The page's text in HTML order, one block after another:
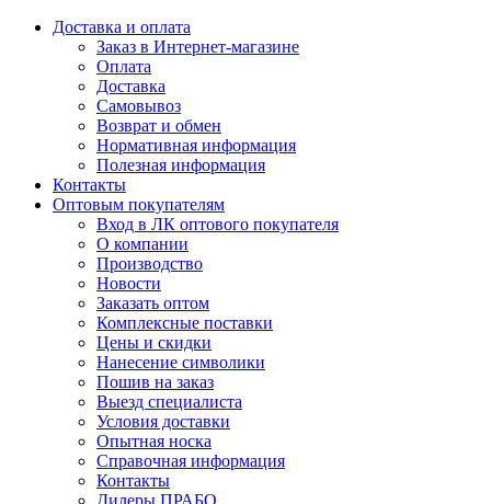
Доставка и оплата
Заказ в Интернет-магазине
Оплата
Доставка
Самовывоз
Возврат и обмен
Нормативная информация
Полезная информация
Контакты
Оптовым покупателям
Вход в ЛК оптового покупателя
О компании
Производство
Новости
Заказать оптом
Комплексные поставки
Цены и скидки
Нанесение символики
Пошив на заказ
Выезд специалиста
Условия доставки
Опытная носка
Справочная информация
Контакты
Дилеры ПРАБО